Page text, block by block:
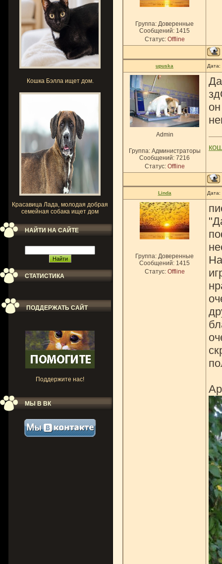
Кошка Бэлла ищет дом.
Красавица Лада, молодая добрая
семейная собака ищет дом
НАЙТИ НА САЙТЕ
СТАТИСТИКА
ПОДДЕРЖАТЬ САЙТ
Поддержите нас!
МЫ В ВК
Группа: Доверенные
Сообщений: 1415
Статус: Offline
upuska
Admin
Группа: Администраторы
Сообщений: 7216
Статус: Offline
Linda Дата:
Группа: Доверенные
Сообщений: 1415
Статус: Offline